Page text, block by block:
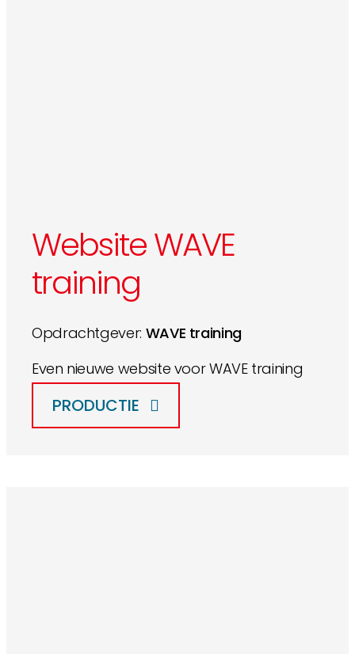
Website WAVE
training
Opdrachtgever: WAVE training
Even nieuwe website voor WAVE training
PRODUCTIE